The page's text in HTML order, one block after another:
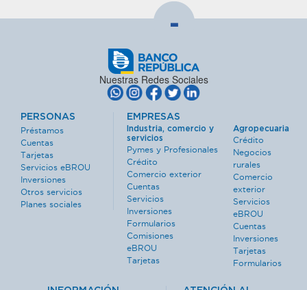
-
Nuestras Redes Sociales
PERSONAS
Préstamos
Cuentas
Tarjetas
Servicios eBROU
Inversiones
Otros servicios
Planes sociales
EMPRESAS
Industria, comercio y
servicios
Pymes y Profesionales
Crédito
Comercio exterior
Cuentas
Servicios
Inversiones
Formularios
Comisiones
eBROU
Tarjetas
Agropecuaria
Crédito
Negocios
rurales
Comercio
exterior
Servicios
eBROU
Cuentas
Inversiones
Tarjetas
Formularios